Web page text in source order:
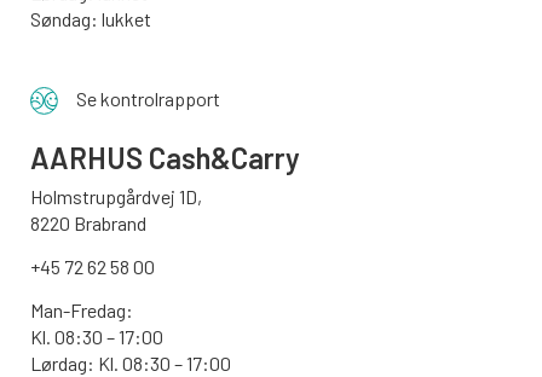
Søndag: lukket
Se kontrolrapport
AARHUS Cash&Carry
Holmstrupgårdvej 1D,
8220 Brabrand
+45 72 62 58 00
Man-Fredag:
Kl. 08:30 – 17:00
Lørdag: Kl. 08:30 – 17:00